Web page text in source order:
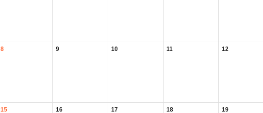
8 9 10 11 12
15 16 17 18 19